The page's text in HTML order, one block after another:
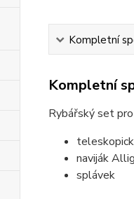
Kompletní
Kompletní
Rybářský set
naviják
splávek